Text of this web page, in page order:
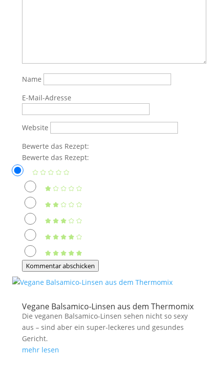
Name
E-Mail-Adresse
Website
Bewerte das Rezept:
Bewerte das Rezept:
Kommentar abschicken
Vegane Balsamico-Linsen aus dem Thermomix
Die veganen Balsamico-Linsen sehen nicht so sexy
aus – sind aber ein super-leckeres und gesundes
Gericht.
mehr lesen